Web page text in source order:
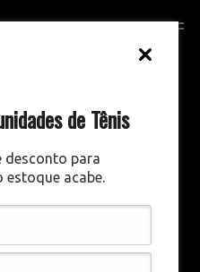
de Tênis
desconto para
estoque acabe.